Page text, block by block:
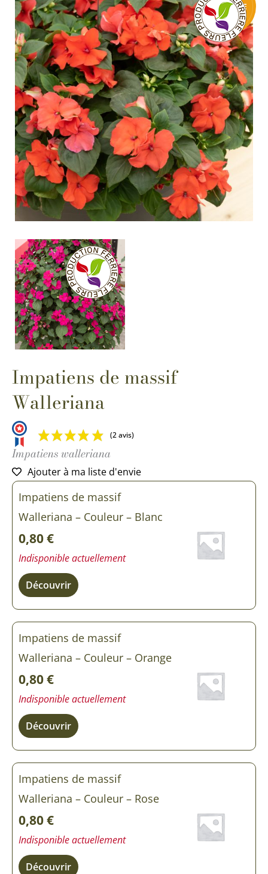
Impatiens de massif
Walleriana
(2 avis)
Impatiens walleriana
Ajouter à ma liste d'envie
Impatiens de massif
Walleriana – Couleur – Blanc
0,80€
Indisponible actuellement
Découvrir
Impatiens de massif
Walleriana – Couleur – Orange
0,80€
Indisponible actuellement
Découvrir
Impatiens de massif
Walleriana – Couleur – Rose
0,80€
Indisponible actuellement
Découvrir